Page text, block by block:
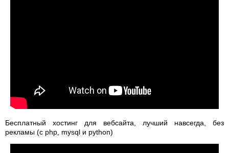
Бесплатный хостинг для вебсайта, лучший навсегда, без
рекламы (с php, mysql и python)